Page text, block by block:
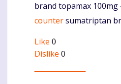
Komentaras
brand topamax 100mg
countersumatriptan
Like 0
Dislike 0